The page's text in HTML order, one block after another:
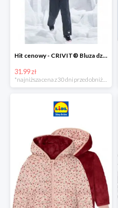
Hit cenowy - CRIVIT® Bluza dziewczęca z polaru
31.99 zł